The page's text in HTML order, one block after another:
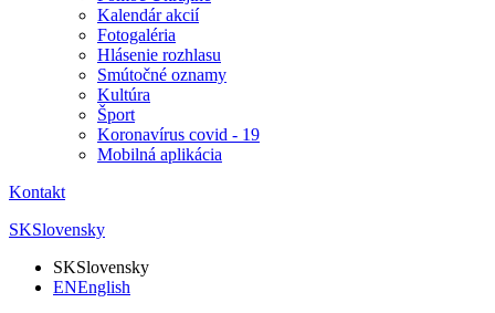
Kalendár akcií
Fotogaléria
Hlásenie rozhlasu
Smútočné oznamy
Kultúra
Šport
Koronavírus covid - 19
Mobilná aplikácia
Kontakt
SKSlovensky
SKSlovensky
ENEnglish